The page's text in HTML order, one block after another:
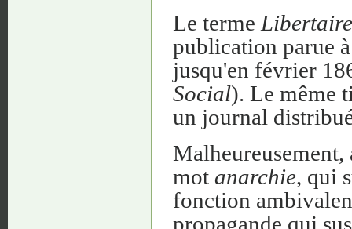
Le terme Libertaire
publication parue
jusqu'en février
Social). Le même
un journal
Malheureusement,
mot anarchie, qui
fonction
propagande qui